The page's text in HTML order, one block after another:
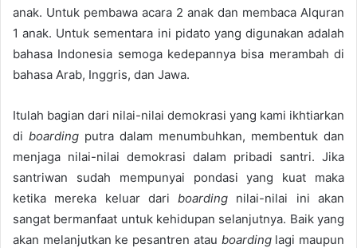
anak. Untuk pembawa acara 2 anak dan membaca Alquran
1 anak. Untuk sementara ini pidato yang digunakan adalah
bahasa Indonesia semoga kedepannya bisa merambah di
bahasa Arab, Inggris, dan Jawa.
Itulah bagian dari nilai-nilai demokrasi yang kami ikhtiarkan
di boarding putra dalam menumbuhkan, membentuk dan
menjaga nilai-nilai demokrasi dalam pribadi santri. Jika
santriwan sudah mempunyai pondasi yang kuat maka
ketika mereka keluar dariboarding nilai-nilai ini akan
sangat bermanfaat untuk kehidupan selanjutnya. Baik yang
akan melanjutkan ke pesantren atau boarding lagi maupun